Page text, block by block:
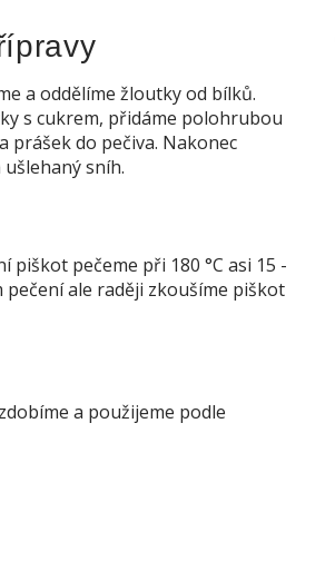
a oddělíme žloutky od bílků.
s cukrem, přidáme polohrubou
prášek do pečiva. Nakonec
sníh.
piškot pečeme při 180 °C asi 15 -
pečení ale raději zkoušíme piškot
a použijeme podle